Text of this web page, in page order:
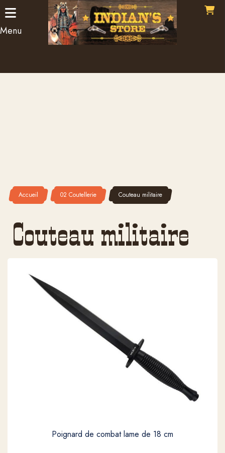
Menu
Accueil 02 Coutellerie Couteau militaire
Couteau militaire
Poignard de combat lame de 18 cm
Panneau de gestion des cookies